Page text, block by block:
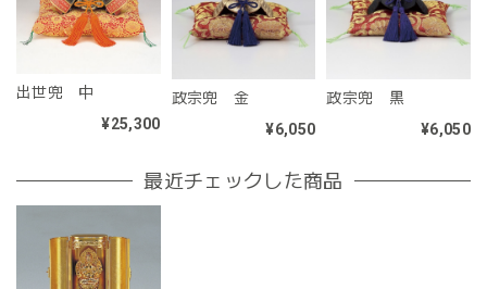
出世兜 中
¥25,300
政宗兜 金
¥6,050
政宗兜 黒
¥6,050
最近チェックした商品